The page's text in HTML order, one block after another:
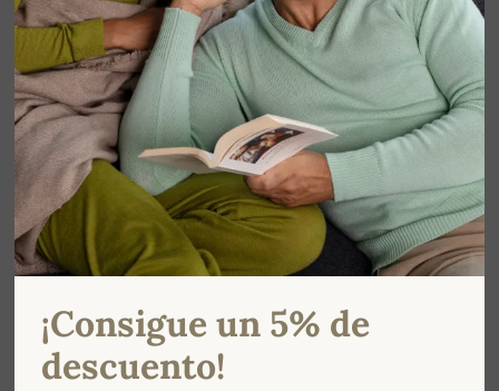
¡Consigue un 5% de
descuento!